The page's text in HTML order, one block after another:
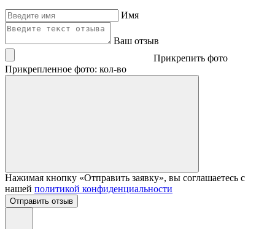
Имя
Ваш отзыв
Прикрепить фото
Прикрепленное фото: кол-во
Нажимая кнопку «Отправить заявку», вы соглашаетесь с
нашей политикой конфиденциальности
Отправить отзыв